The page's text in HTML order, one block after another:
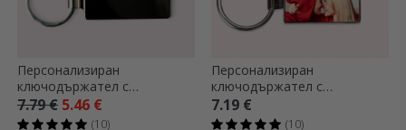
Персонализиран
ключодържател с
фотография
7.79 € 5.46 €
(10)
Персонализиран
ключодържател с
фотография и текст -
традиционен модел
7.19 €
(10)